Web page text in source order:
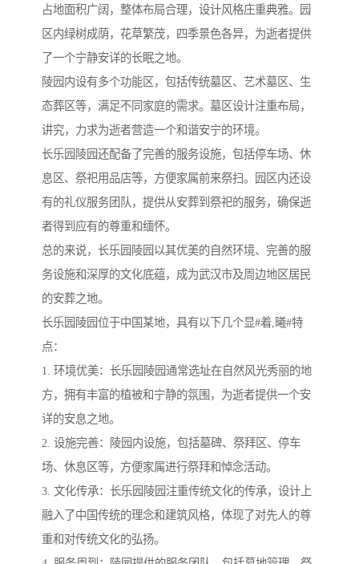
占地面积广阔，整体布局合理，设计风格庄重典雅。园
区内绿树成荫，花草繁茂，四季景色各异，为逝者提供
了一个宁静安详的长眠之地。
陵园内设有多个功能区，包括传统墓区、艺术墓区、生
态葬区等，满足不同家庭的需求。墓区设计注重布局，
讲究，力求为逝者营造一个和谐安宁的环境。
长乐园陵园还配备了完善的服务设施，包括停车场、休
息区、祭祀用品店等，方便家属前来祭扫。园区内还设
有的礼仪服务团队，提供从安葬到祭祀的服务，确保逝
者得到应有的尊重和缅怀。
总的来说，长乐园陵园以其优美的自然环境、完善的服
务设施和深厚的文化底蕴，成为武汉市及周边地区居民
的安葬之地。
长乐园陵园位于中国某地，具有以下几个显#着,曦#特
点：
1. 环境优美：长乐园陵园通常选址在自然风光秀丽的地
方，拥有丰富的植被和宁静的氛围，为逝者提供一个安
详的安息之地。
2. 设施完善：陵园内设施，包括墓碑、祭拜区、停车
场、休息区等，方便家属进行祭拜和悼念活动。
3. 文化传承：长乐园陵园注重传统文化的传承，设计上
融入了中国传统的理念和建筑风格，体现了对先人的尊
重和对传统文化的弘扬。